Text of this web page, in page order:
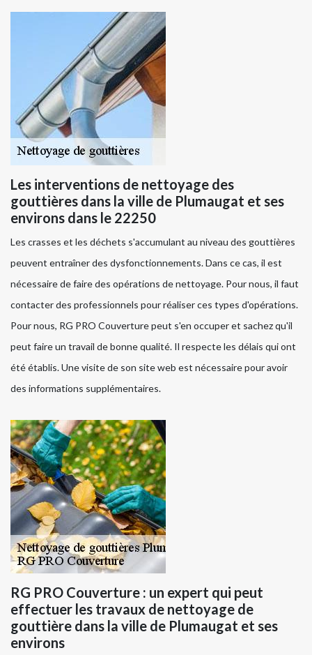
Les interventions de nettoyage des
gouttières dans la ville de Plumaugat et ses
environs dans le 22250
Les crasses et les déchets s'accumulant au niveau des gouttières
peuvent entraîner des dysfonctionnements. Dans ce cas, il est
nécessaire de faire des opérations de nettoyage. Pour nous, il faut
contacter des professionnels pour réaliser ces types d'opérations.
Pour nous, RG PRO Couverture peut s'en occuper et sachez qu'il
peut faire un travail de bonne qualité. Il respecte les délais qui ont
été établis. Une visite de son site web est nécessaire pour avoir
des informations supplémentaires.
RG PRO Couverture : un expert qui peut
effectuer les travaux de nettoyage de
gouttière dans la ville de Plumaugat et ses
environs